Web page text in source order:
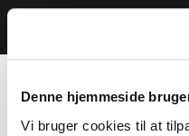
Denne hjemmeside
Vi bruger cookies til at